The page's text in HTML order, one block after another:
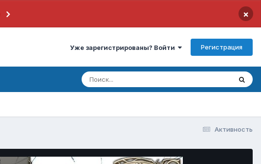
×
Уже зарегистрированы? Войти Регистрация
Активность